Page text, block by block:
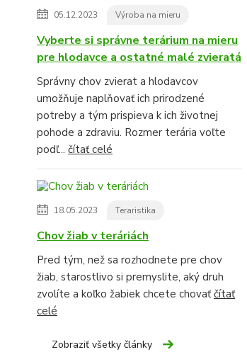
05.12.2023 Výroba na mieru
Vyberte si správne terárium na mieru
pre hlodavce a ostatné malé zvieratá
Správny chov zvierat a hlodavcov
umožňuje naplňovať ich prirodzené
potreby a tým prispieva k ich životnej
pohode a zdraviu. Rozmer terária voľte
podľ... čítať celé
18.05.2023 Teraristika
Chov žiab v teráriách
Pred tým, než sa rozhodnete pre chov
žiab, starostlivo si premyslite, aký druh
zvolíte a koľko žabiek chcete chovaťčítať
celé
Zobraziť všetky články